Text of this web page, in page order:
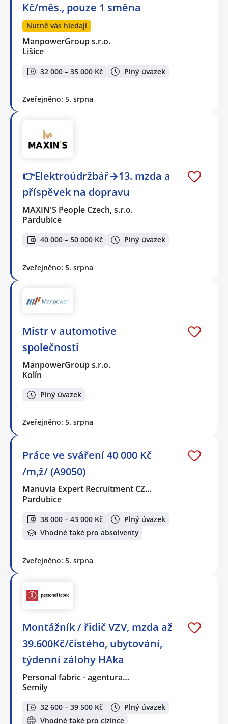
Kč/měs., pouze 1 směna
Nutně vás hledají
ManpowerGroup s.r.o.
Lišice
32 000 – 35 000 Kč Plný úvazek
Zveřejněno: 5. srpna
👉Elektroúdržbář→13. mzda a
příspěvek na dopravu
MAXIN'S People Czech, s.r.o.
Pardubice
40 000 – 50 000 Kč Plný úvazek
Zveřejněno: 5. srpna
Mistr v automotive
společnosti
ManpowerGroup s.r.o.
Kolín
Plný úvazek
Zveřejněno: 5. srpna
Práce ve sváření 40 000 Kč
/m,ž/ (A9050)
Manuvia Expert Recruitment CZ…
Pardubice
38 000 – 43 000 Kč
Plný úvazek
Vhodné také pro absolventy
Zveřejněno: 5. srpna
Montážník / řidič VZV, mzda až
39.600Kč/čistého, ubytování,
týdenní zálohy HAka
Personal fabric - agentura…
Semily
32 600 – 39 500 Kč
Plný úvazek
Vhodné také pro cizince